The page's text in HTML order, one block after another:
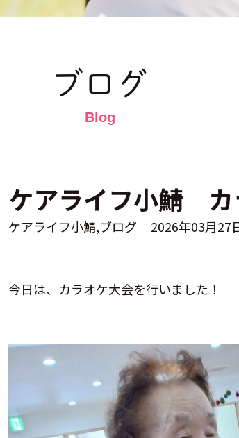
ブログ
ケアライフ小鯖 カ
ケアライフ小鯖 ブログ 2026年03月27
今日は、カラオケ大会を行いました！